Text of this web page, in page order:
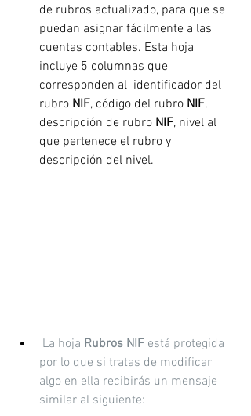
de rubros actualizado, para que se
puedan asignar fácilmente a las
cuentas contables. Esta hoja
incluye 5 columnas que
corresponden al  identificador del
rubro NIF, código del rubro NIF,
descripción de rubro NIF, nivel al
que pertenece el rubro y
descripción del nivel.
La hoja Rubros NIF está protegida
por lo que si tratas de modificar
algo en ella recibirás un mensaje
similar al siguiente: